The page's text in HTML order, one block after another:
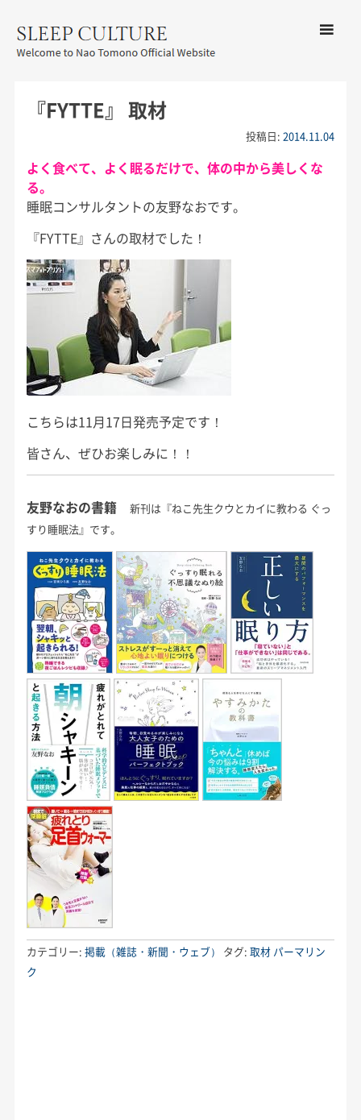
CULTURE
ー
ツへ移動
『FYTTE』 取材
投稿日:2014.11.04
よく食べて、よく眠るだけで、体の中から美しくな
る。
睡眠コンサルタントの友野なおです。
『FYTTE』さんの取材でした！
こちらは11月17日発売予定です！
皆さん、ぜひお楽しみに！！
友野なおの書籍
新刊は『ねこ先生クウとカイに教わる ぐっ
すり睡眠法』です。
カテゴリー: 掲載（雑誌・新聞・ウェブ） タグ: 取材 パーマリン
ク